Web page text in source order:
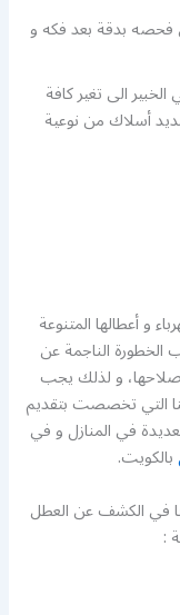
فحصه بدقة بعد فكه و
الى تغير كافة
أسلاك من نوعية
و أعطالها المتنوعة
الناجمة عن
و لذلك يجب
التي تخصصت بتقديم
في المنازل و في
بالكويت.
في الكشف عن العطل
: